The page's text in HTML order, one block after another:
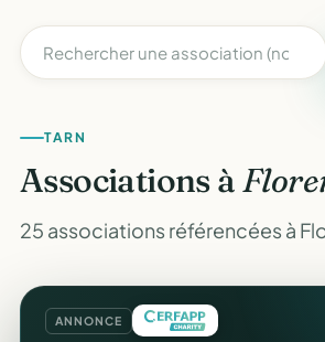
TARN
Associations à
25 associations référencées à
ANNONCE